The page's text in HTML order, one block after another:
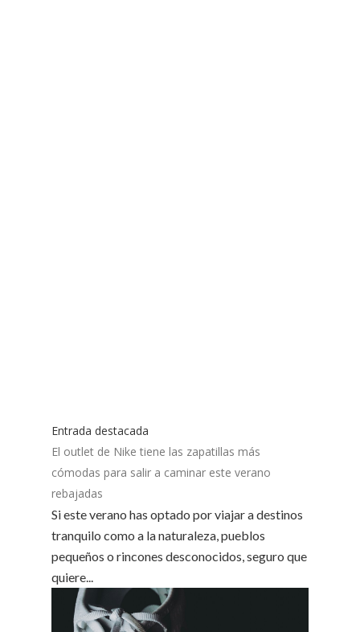
Entrada destacada
El outlet de Nike tiene las zapatillas más
cómodas para salir a caminar este verano
rebajadas
Si este verano has optado por viajar a destinos
tranquilo como a la naturaleza, pueblos
pequeños o rincones desconocidos, seguro que
quiere...